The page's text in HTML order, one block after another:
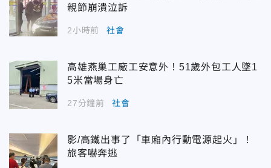
親節崩潰泣訴
2小時前 社會
高雄燕巢工廠工安意外！51歲外包工人墜1
5米當場身亡
27分鐘前 社會
影/高鐵出事了「車廂內行動電源起火」！
旅客嚇奔逃